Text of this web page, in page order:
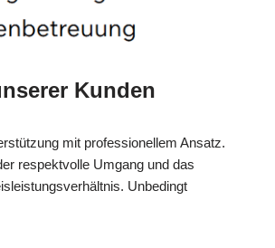
Kunden
mit professionellem Ansatz.
respektvolle Umgang und das
Unbedingt